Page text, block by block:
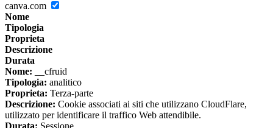
canva.com
Nome
Tipologia
Proprieta
Descrizione
Durata
Nome: __cfruid
Tipologia: analitico
Proprieta: Terza-parte
Descrizione: Cookie associati ai siti che utilizzano CloudFlare,
utilizzato per identificare il traffico Web attendibile.